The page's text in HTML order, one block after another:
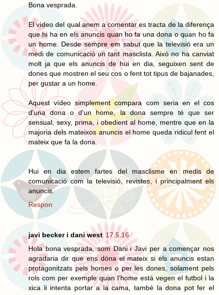
Bona vesprada.
El vídeo del qual anem a comentar es tracta de la diferença
que hi ha en els anuncis quan ho fa una dona o quan ho fa
un home. Desde sempre em sabut que la televisió era un
medi de comunicació un tant masclista. Això no ha canviat
molt ja que els anuncis de hui en dia, seguixen sent de
dones que mostren el seu cos o fent tot tipus de bajanades,
per gustar a un home.
Aquest vídeo simplement compara com seria en el cos
d'una dona o d'un home, la dona sempre té que ser
sensual, sexy, prima, i obedient al home, mentre que en la
majoria dels mateixos anuncis el home queda ridicul fent el
mateix que fa la dona.
Hui en dia estem fartes del masclisme en medis de
comunicació com la televisió, revistes, i principalment els
anuncis.
Respon
javi becker i dani west 17.5.16
Hola bona vesprada, som Dani i Javi per a començar nos
agradaria dir que ens dóna el mateix si els anuncis estan
protagonitzats pels homes o per les dones, solament pels
rols com per exemple quan l'home está vegen el futbol i la
xica li intenta portar a la cama, també la dona pot fer el